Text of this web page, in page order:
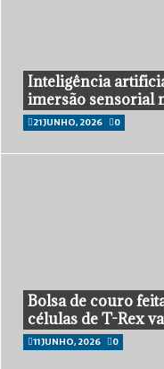
Inteligência
imersão sensorial
21 JUNHO, 2026 0
Bolsa de couro
células de T-Rex
11 JUNHO, 2026 0